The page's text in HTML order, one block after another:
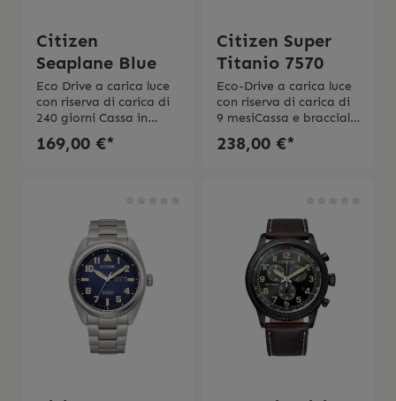
Citizen
Seaplane Blue
Eco Drive a carica luce
con riserva di carica di
240 giorni Cassa in
acciaio con fondo
serrato a vite e corona
acciaio Impermeabilità
10 bar 2 Jahre Garantie
spedito con la scatola
originale, e l’istruzione
d’uso originale.
169,00 €*
Citizen Super
Titanio 7570
Eco-Drive a carica luce
con riserva di carica di
9 mesiCassa e bracciale
TitanioFondello serrato
sicurezza Diametro
cassa 42 mmScatola e
l’istruzione d’uso
originale incluse
238,00 €*